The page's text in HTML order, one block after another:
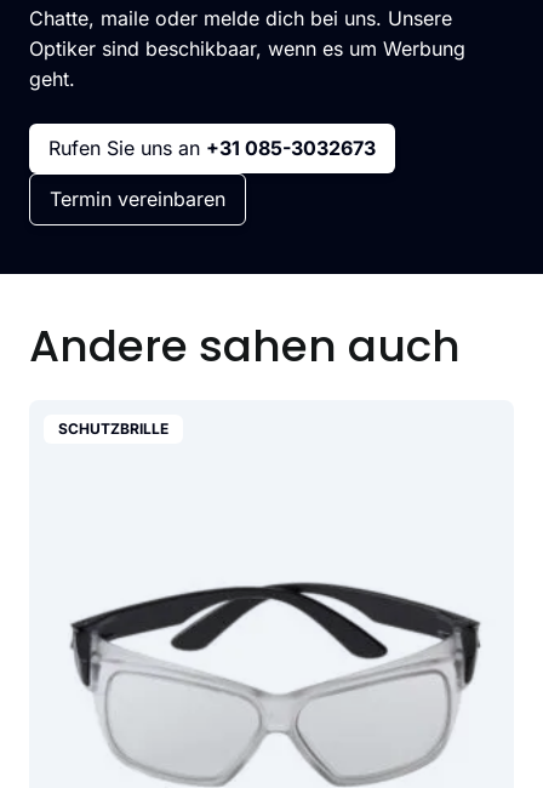
Chatte, maile oder melde dich bei uns. Unsere
Optiker sind beschikbaar, wenn es um Werbung
geht.
Rufen Sie uns an +31 085-3032673
Termin vereinbaren
Andere sahen auch
SCHUTZBRILLE